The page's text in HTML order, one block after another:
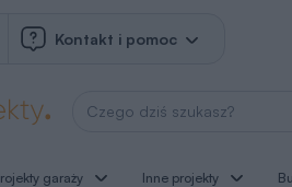
Kontakt i pomoc
Wyszukaj projekt
garaży Inne projekty